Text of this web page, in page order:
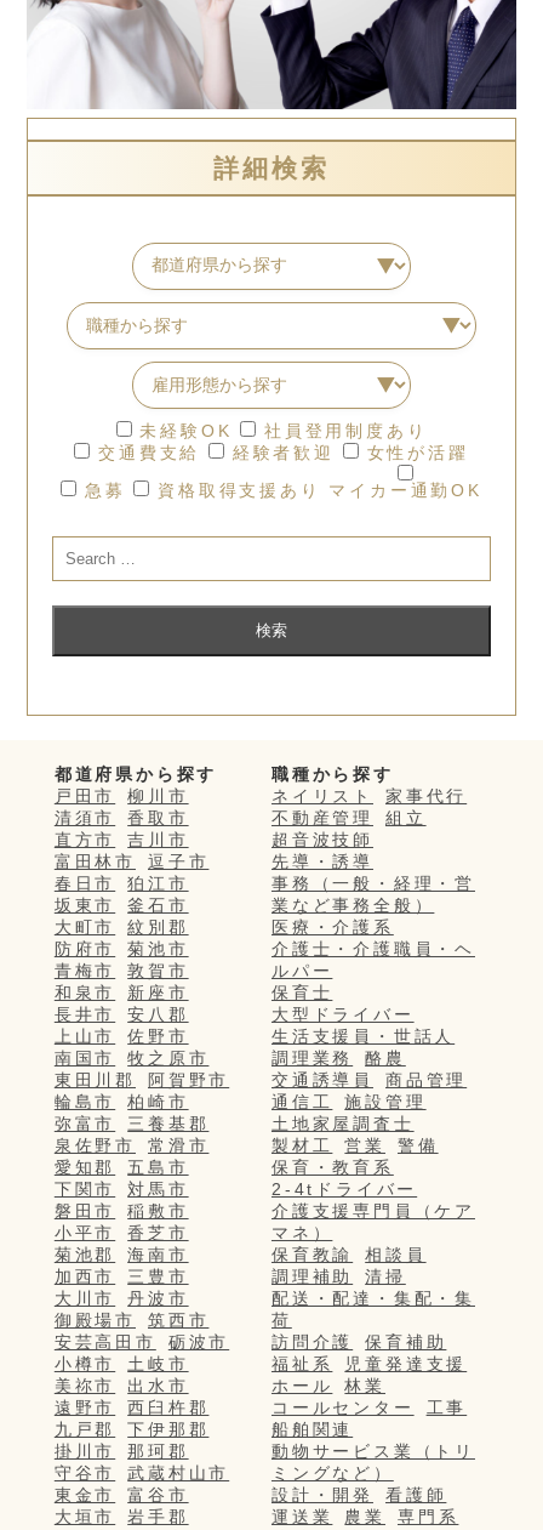
詳細検索
未経験OK
社員登用制度あり
交通費支給
経験者歓迎
女性が活躍
急募
資格取得支援あり マイカー通勤OK
都道府県から探す
戸田市
柳川市
清須市
香取市
直方市
吉川市
富田林市
逗子市
春日市
狛江市
坂東市
釜石市
大町市
紋別郡
防府市
菊池市
青梅市
敦賀市
和泉市
新座市
長井市
安八郡
上山市
佐野市
南国市
牧之原市
東田川郡
阿賀野市
輪島市
柏崎市
弥富市
三養基郡
泉佐野市
常滑市
愛知郡
五島市
下関市
対馬市
磐田市
稲敷市
小平市
香芝市
菊池郡
海南市
加西市
三豊市
大川市
丹波市
御殿場市
筑西市
安芸高田市
砺波市
小樽市
土岐市
美祢市
出水市
遠野市
西臼杵郡
九戸郡
下伊那郡
掛川市
那珂郡
守谷市
武蔵村山市
東金市
富谷市
大垣市
岩手郡
職種から探す
ネイリスト
家事代行
不動産管理
組立
超音波技師
先導・誘導
事務（一般・経理・営
業など事務全般）
医療・介護系
介護士・介護職員・ヘ
ルパー
保育士
大型ドライバー
生活支援員・世話人
調理業務
酪農
交通誘導員
商品管理
通信工
施設管理
土地家屋調査士
製材工
営業
警備
保育・教育系
2-4tドライバー
介護支援専門員（ケア
マネ）
保育教諭
相談員
調理補助
清掃
配送・配達・集配・集
荷
訪問介護
保育補助
福祉系
児童発達支援
ホール
林業
コールセンター
工事
船舶関連
動物サービス業（トリ
ミングなど）
設計・開発
看護師
運送業
農業
専門系